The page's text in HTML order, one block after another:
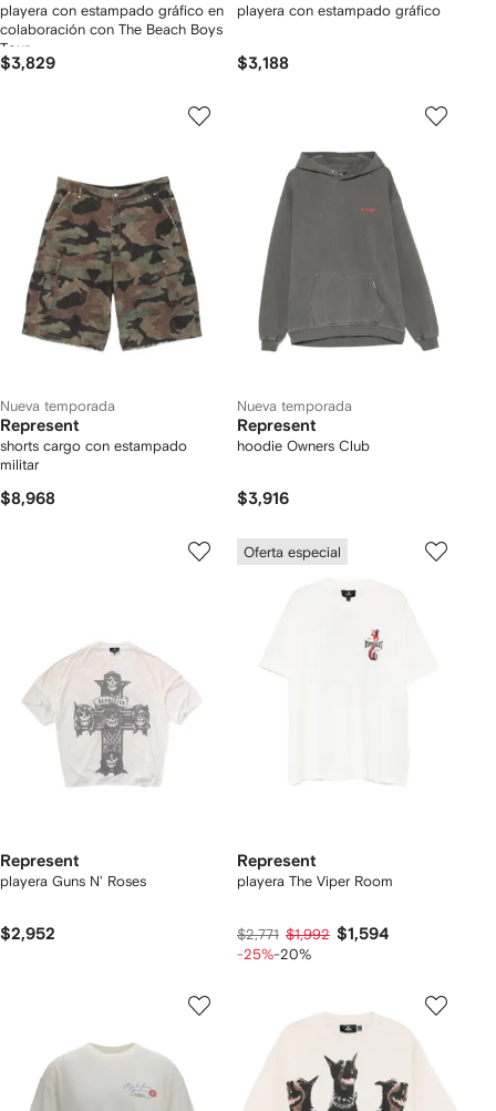
playera con estampado gráfico en
colaboración con The Beach Boys
Tour
$3,829
playera con estampado gráfico
$3,188
Nueva temporada
Represent
shorts cargo con estampado
militar
$8,968
Nueva temporada
Represent
hoodie Owners Club
$3,916
Represent
playera Guns N' Roses
$2,952
Oferta especial
Represent
playera The Viper Room
$2,771 $1,992 $1,594
-25%-20%